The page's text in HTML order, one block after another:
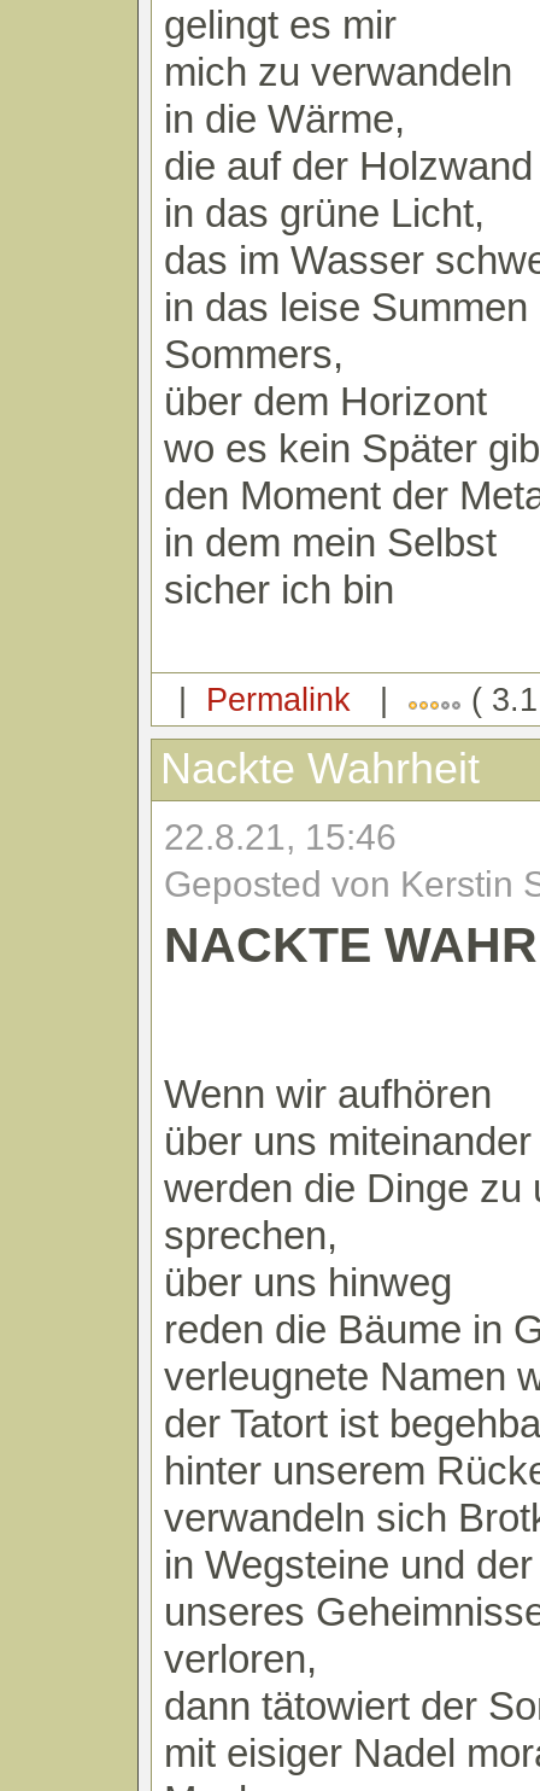
gelingt es mir
mich zu verwandeln
in die Wärme,
die auf der
in das grüne Licht,
das im Wasser
in das leise Summen
Sommers,
über dem Horizont
wo es kein Später
den Moment der
in dem mein Selbst
sicher ich bin
| Permalink | (
Nackte Wahrheit
22.8.21, 15:46
Geposted von Kerstin
NACKTE
Wenn wir aufhören
über uns
werden die Dinge zu
sprechen,
über uns hinweg
reden die Bäume in
verleugnete Namen
der Tatort ist
hinter unserem
verwandeln sich
in Wegsteine und
unseres
verloren,
dann tätowiert der
mit eisiger Nadel